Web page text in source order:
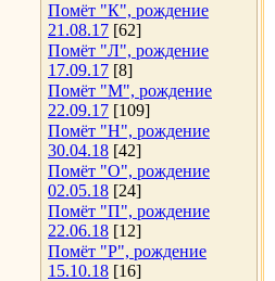
Помёт "К", рождение
21.08.17 [62]
Помёт "Л", рождение
17.09.17 [8]
Помёт "М", рождение
22.09.17 [109]
Помёт "Н", рождение
30.04.18 [42]
Помёт "О", рождение
02.05.18 [24]
Помёт "П", рождение
22.06.18 [12]
Помёт "Р", рождение
15.10.18 [16]